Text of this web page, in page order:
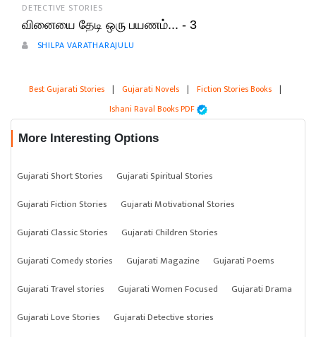
DETECTIVE STORIES
வினையை தேடி ஒரு பயணம்... - 3
SHILPA VARATHARAJULU
Best Gujarati Stories | Gujarati Novels | Fiction Stories Books |
Ishani Raval Books PDF
More Interesting Options
Gujarati Short Stories
Gujarati Spiritual Stories
Gujarati Fiction Stories
Gujarati Motivational Stories
Gujarati Classic Stories
Gujarati Children Stories
Gujarati Comedy stories
Gujarati Magazine
Gujarati Poems
Gujarati Travel stories
Gujarati Women Focused
Gujarati Drama
Gujarati Love Stories
Gujarati Detective stories